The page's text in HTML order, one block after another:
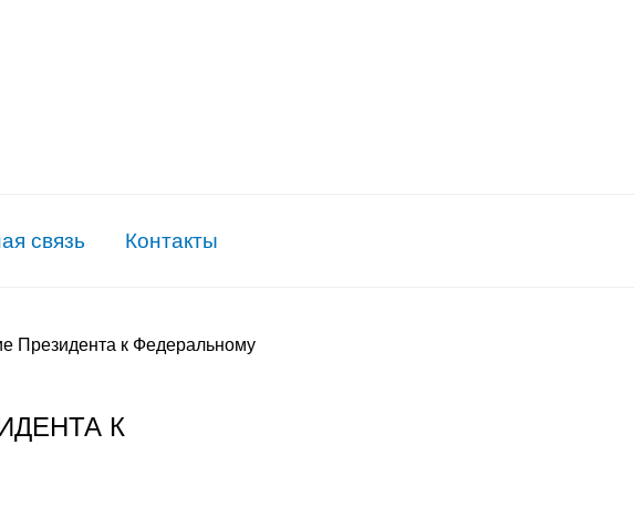
связь Контакты
Президента к Федеральному
К